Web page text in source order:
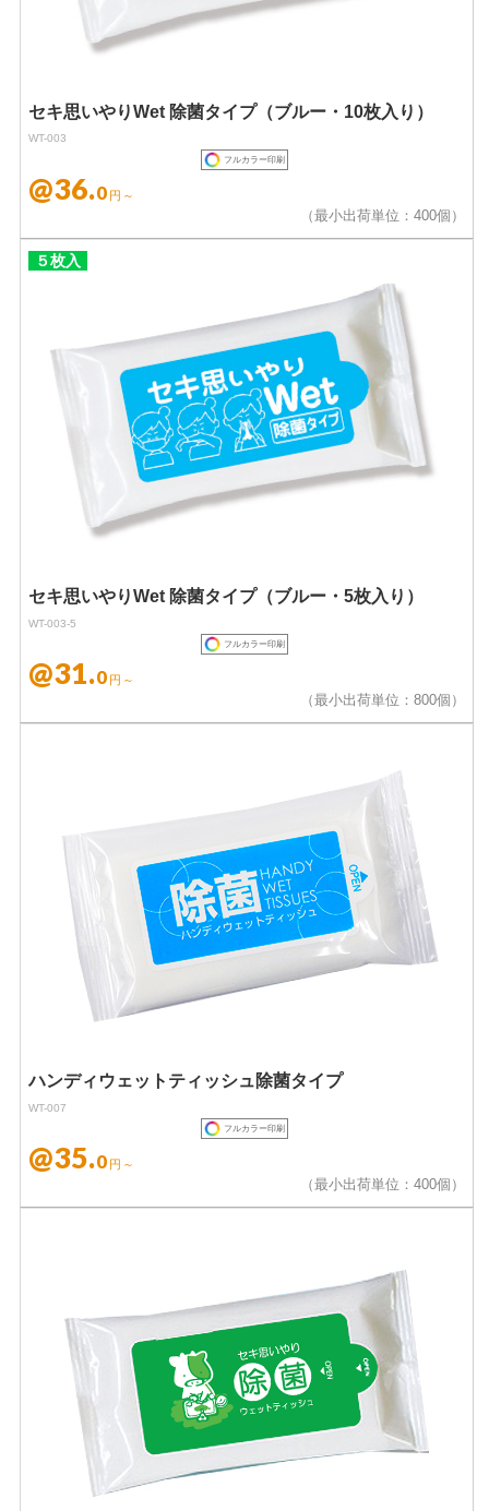
セキ思いやりWet 除菌タイプ（ブルー・10枚入り）
WT-003
フルカラー印刷
@36.0 円～
（最小出荷単位：400個）
５枚入
セキ思いやりWet 除菌タイプ（ブルー・5枚入り）
WT-003-5
フルカラー印刷
@31.0 円～
（最小出荷単位：800個）
ハンディウェットティッシュ除菌タイプ
WT-007
フルカラー印刷
@35.0 円～
（最小出荷単位：400個）